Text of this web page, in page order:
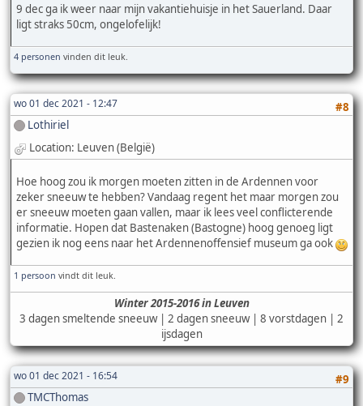
9 dec ga ik weer naar mijn vakantiehuisje in het Sauerland. Daar
ligt straks 50cm, ongelofelijk!
4 personen vinden dit leuk.
wo 01 dec 2021 - 12:47
#8
Lothiriel
Location: Leuven (België)
Hoe hoog zou ik morgen moeten zitten in de Ardennen voor
zeker sneeuw te hebben? Vandaag regent het maar morgen zou
er sneeuw moeten gaan vallen, maar ik lees veel conflicterende
informatie. Hopen dat Bastenaken (Bastogne) hoog genoeg ligt
gezien ik nog eens naar het Ardennenoffensief museum ga ook
1 persoon vindt dit leuk.
Winter 2015-2016 in Leuven
3 dagen smeltende sneeuw | 2 dagen sneeuw | 8 vorstdagen | 2
ijsdagen
wo 01 dec 2021 - 16:54
#9
TMCThomas